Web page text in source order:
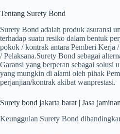
Tentang Surety Bond
Surety Bond adalah produk asuransi
terhadap suatu resiko dalam bentuk
pokok / kontrak antara Pemberi Kerja
/ Pelaksana.Surety Bond sebagai
Garansi yang berperan sebagai solusi
yang mungkin di alami oleh pihak
perjanjian/kontrak akibat wanprestasi.
Surety bond jakarta barat | Jasa
Keunggulan Surety Bond